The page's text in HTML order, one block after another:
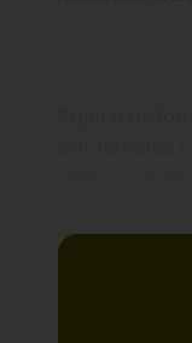
nouveaux